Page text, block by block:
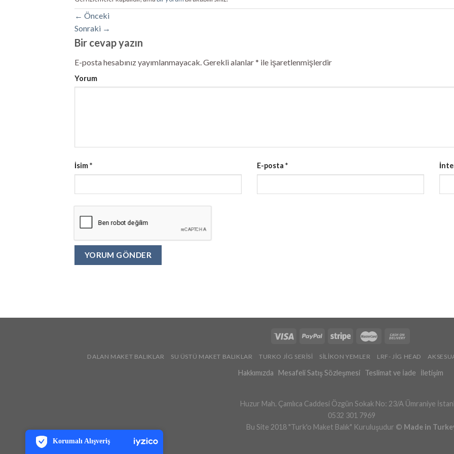
Korumalı Alışveriş
7/24 Canlı Destek
iyzico Korumalı Alışveriş
← Önceki
Sonraki →
Bir cevap yazın
E-posta hesabınız yayımlanmayacak. Gerekli alanlar* ile işaretlenmişlerdir
Yorum
İsim* E-posta *
DALAN MAKET BALIKLAR SU ÜSTÜ MAKET BALIKLAR TURKO JİG SERİSİ SİLİKON YEMLER LRF- JİG HEAD
Hakkımızda Mesafeli Satış Sözleşmesi Teslimat ve İade İletişim
Huzur Mah. Çamlıca Caddesi Özgün Sokak No: 23/A Ümraniye
0532 301 7969
Bu Site 2018 "Turk'o Maket Balık" Kuruluşudur © Made in